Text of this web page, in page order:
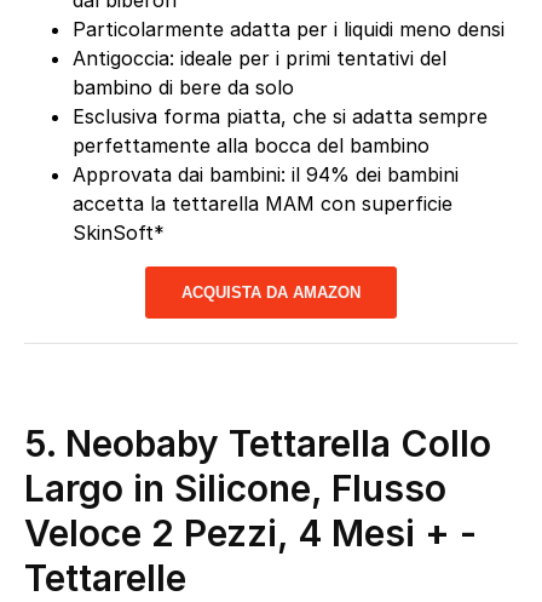
Particolarmente adatta per i liquidi meno densi
Antigoccia: ideale per i primi tentativi del
bambino di bere da solo
Esclusiva forma piatta, che si adatta sempre
perfettamente alla bocca del bambino
Approvata dai bambini: il 94% dei bambini
accetta la tettarella MAM con superficie
SkinSoft*
ACQUISTA DA AMAZON
5. Neobaby Tettarella Collo
Largo in Silicone, Flusso
Veloce 2 Pezzi, 4 Mesi + -
Tettarelle